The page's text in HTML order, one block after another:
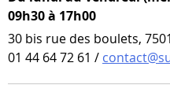
09h30 à 17h00
30 bis rue des boulets,
01 44 64 72 61 /